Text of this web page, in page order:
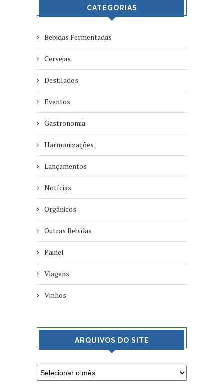
CATEGORIAS
Bebidas Fermentadas
Cervejas
Destilados
Eventos
Gastronomia
Harmonizações
Lançamentos
Notícias
Orgânicos
Outras Bebidas
Painel
Viagens
Vinhos
ARQUIVOS DO SITE